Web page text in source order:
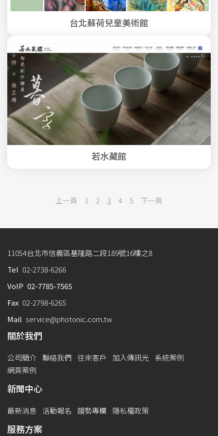
台北蘇荷兒童美術館
若水藏館
上一頁 1 2 3 4 5 下一頁
11054台北市信義區基隆路二段189號16樓之8
Tel 02-2738-6266
VoIP 02-7785-7565
Fax 02-2798-6265
Mail service@photonic.com.tw
關於我們
公司簡介 聯絡我們 往來客戶 加入傳訊光
系統案例
網頁案例
新聞中心
最新消息 活動報名 趨勢專欄 隱私權政策
服務方案